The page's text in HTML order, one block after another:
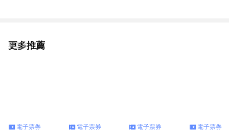
更多推薦
看更多
電子票券
電子票券
電子票券
電子票券